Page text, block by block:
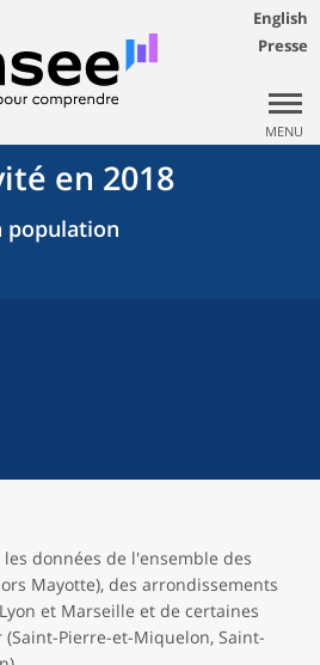
English
Presse
MENU
en 2018
population
données de l'ensemble des
Mayotte), des arrondissements
et Marseille et de certaines
Pierre-et-Miquelon, Saint-